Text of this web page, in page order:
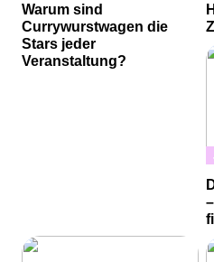
Warum sind
Currywurstwagen die
Stars jeder
Veranstaltung?